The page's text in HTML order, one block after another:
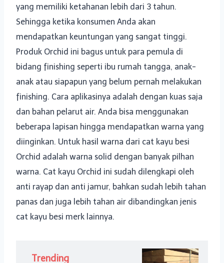
yang memiliki ketahanan lebih dari 3 tahun.
Sehingga ketika konsumen Anda akan
mendapatkan keuntungan yang sangat tinggi.
Produk Orchid ini bagus untuk para pemula di
bidang finishing seperti ibu rumah tangga, anak-
anak atau siapapun yang belum pernah melakukan
finishing. Cara aplikasinya adalah dengan kuas saja
dan bahan pelarut air. Anda bisa menggunakan
beberapa lapisan hingga mendapatkan warna yang
diinginkan. Untuk hasil warna dari cat kayu besi
Orchid adalah warna solid dengan banyak pilhan
warna. Cat kayu Orchid ini sudah dilengkapi oleh
anti rayap dan anti jamur, bahkan sudah lebih tahan
panas dan juga lebih tahan air dibandingkan jenis
cat kayu besi merk lainnya.
Trending